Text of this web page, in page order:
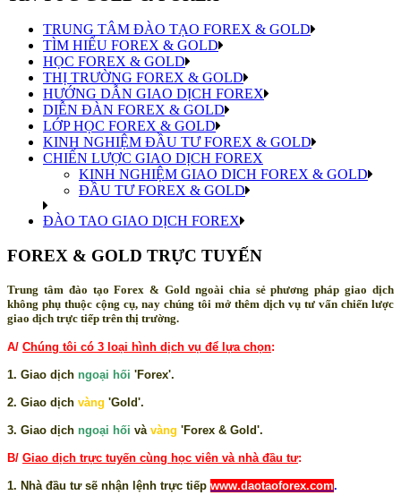
TRUNG TÂM ĐÀO TẠO FOREX & GOLD
TÌM HIỂU FOREX & GOLD
HỌC FOREX & GOLD
THỊ TRƯỜNG FOREX & GOLD
HƯỚNG DẪN GIAO DỊCH FOREX
DIỄN ĐÀN FOREX & GOLD
LỚP HỌC FOREX & GOLD
KINH NGHIỆM ĐẦU TƯ FOREX & GOLD
CHIẾN LƯỢC GIAO DỊCH FOREX
KINH NGHIỆM GIAO DICH FOREX & GOLD
ĐẦU TƯ FOREX & GOLD
ĐÀO TAO GIAO DỊCH FOREX
FOREX & GOLD TRỰC TUYẾN
Trung tâm đào tạo Forex & Gold ngoài chia sẻ phương pháp giao dịch
không phụ thuộc cộng cụ, nay chúng tôi mở thêm dịch vụ tư vấn chiến lược
giao dịch trực tiếp trên thị trường.
A/ Chúng tôi có 3 loại hình dịch vụ để lựa chọn:
1. Giao dịch ngoại hối 'Forex'.
2. Giao dịch vàng 'Gold'.
3. Giao dịch ngoại hối và vàng 'Forex & Gold'.
B/ Giao dịch trực tuyến cùng học viên và nhà đầu tư:
1. Nhà đầu tư sẽ nhận lệnh trực tiếp www.daotaoforex.com.